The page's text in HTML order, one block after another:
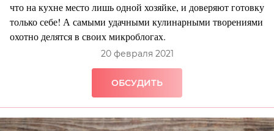
что на кухне место лишь одной хозяйке, и доверяют готовку
только себе! А самыми удачными кулинарными творениями
охотно делятся в своих микроблогах.
20 февраля 2021
ОБСУДИТЬ